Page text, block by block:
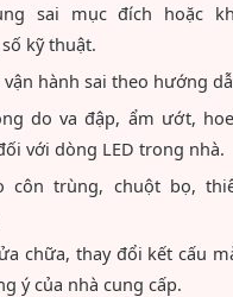
sai mục đích hoặc
kỹ thuật.
vận hành sai theo hướng
do va đập, ẩm ướt,
với dòng LED trong nhà.
côn trùng, chuột bọ,
chữa, thay đổi kết cấu
ý của nhà cung cấp.